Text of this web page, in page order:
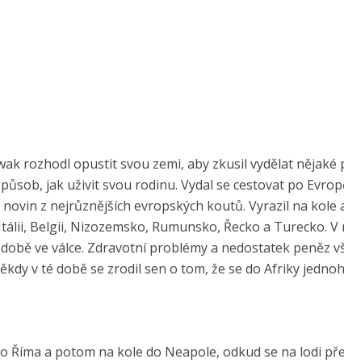
rozhodl opustit svou zemi, aby zkusil vydělat nějaké
jak uživit svou rodinu. Vydal se cestovat po
z nejrůznějších evropských koutů. Vyrazil na kole
Belgii, Nizozemsko, Rumunsko, Řecko a Turecko. V
ve válce. Zdravotní problémy a nedostatek peněz
v té době se zrodil sen o tom, že se do Afriky
Říma a potom na kole do Neapole, odkud se na lodi